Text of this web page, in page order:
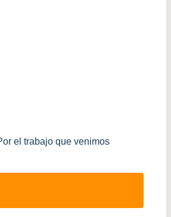
el trabajo que venimos